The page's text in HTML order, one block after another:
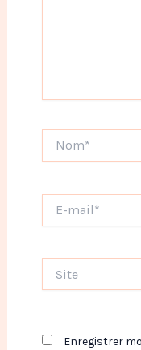
mail*
Enregistrer